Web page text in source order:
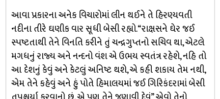
આવા પ્રકારના અનેક વિચારોમાં લીન થઈને તે હિરણ્યવતી
નદીના તીરે ઘણીક વાર સૂધી બેસી રહ્યો. “રાક્ષસને ઘેર જઈ
સ્પષ્ટતાથી તેને વિનતિ કરીને તું ચન્દ્રગુપ્તનો સચિવ થા, એટલે
મગધનું રાજ્ય અને નન્દનો વંશ એ ઉભય સ્વતંત્ર રહેશે, નહિ તો
આ દેશનું કેવું અને કેટલું અનિષ્ટ થશે, એ કહી શકાય તેમ નથી,
એમ તેને કહેવું અને હું પોતે હિમાલયમાં જઈ ગિરિકંદરામાં બેસી